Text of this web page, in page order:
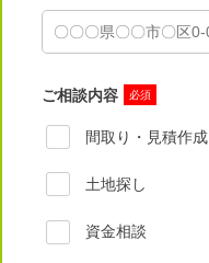
ご相談内容 必須
間取り・見積作成
土地探し
資金相談